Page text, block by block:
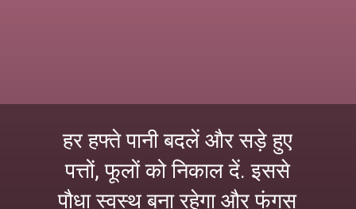
हर हफ्ते पानी बदलें और सड़े हुए
पत्तों, फूलों को निकाल दें. इससे
पौधा स्वस्थ बना रहेगा और फंगस